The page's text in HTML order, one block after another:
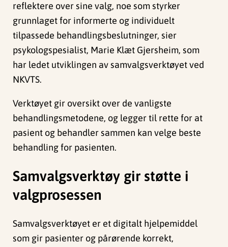
reflektere over sine valg, noe som styrker
grunnlaget for informerte og individuelt
tilpassede behandlingsbeslutninger, sier
psykologspesialist, Marie Klæt Gjersheim, som
har ledet utviklingen av samvalgsverktøyet ved
NKVTS.
Verktøyet gir oversikt over de vanligste
behandlingsmetodene, og legger til rette for at
pasient og behandler sammen kan velge beste
behandling for pasienten.
Samvalgsverktøy gir støtte i
valgprosessen
Samvalgsverktøyet er et digitalt hjelpemiddel
som gir pasienter og pårørende korrekt,